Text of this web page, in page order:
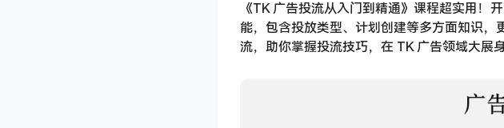
《TK 广告投流从入门到精通》课程超实用！
能，包含投放类型、计划创建等多方面知识
流，助你掌握投流技巧，在 TK 广告领域大展身